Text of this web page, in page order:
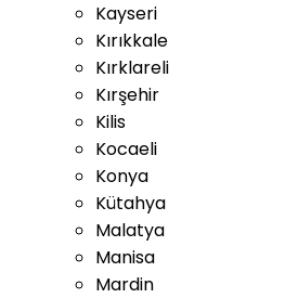
Kayseri
Kırıkkale
Kırklareli
Kırşehir
Kilis
Kocaeli
Konya
Kütahya
Malatya
Manisa
Mardin